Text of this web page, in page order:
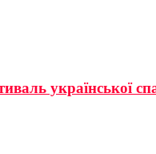
української